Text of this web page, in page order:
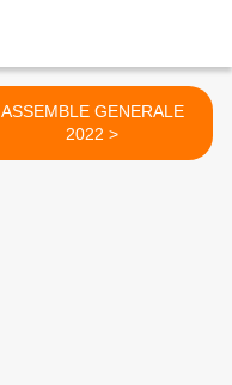
ASSEMBLE GENERALE
2022 >